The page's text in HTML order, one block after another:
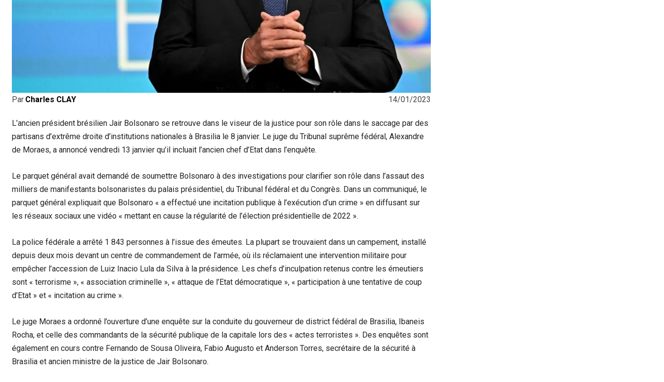
14/01/2023
Par Charles CLAY
L’ancien président brésilien Jair Bolsonaro se retrouve dans le viseur de la justice pour son rôle dans le saccage par des
partisans d’extrême droite d’institutions nationales à Brasilia le 8 janvier. Le juge du Tribunal suprême fédéral, Alexandre
de Moraes, a annoncé vendredi 13 janvier qu’il incluait l’ancien chef d’Etat dans l’enquête.
Le parquet général avait demandé de soumettre Bolsonaro à des investigations pour clarifier son rôle dans l’assaut des
milliers de manifestants bolsonaristes du palais présidentiel, du Tribunal fédéral et du Congrès. Dans un communiqué, le
parquet général expliquait que Bolsonaro « a effectué une incitation publique à l’exécution d’un crime » en diffusant sur
les réseaux sociaux une vidéo « mettant en cause la régularité de l’élection présidentielle de 2022 ».
La police fédérale a arrêté 1 843 personnes à l’issue des émeutes. La plupart se trouvaient dans un campement, installé
depuis deux mois devant un centre de commandement de l’armée, où ils réclamaient une intervention militaire pour
empêcher l’accession de Luiz Inacio Lula da Silva à la présidence. Les chefs d’inculpation retenus contre les émeutiers
sont « terrorisme », « association criminelle », « attaque de l’Etat démocratique », « participation à une tentative de coup
d’Etat » et « incitation au crime ».
Le juge Moraes a ordonné l’ouverture d’une enquête sur la conduite du gouverneur de district fédéral de Brasilia, Ibaneis
Rocha, et celle des commandants de la sécurité publique de la capitale lors des « actes terroristes ». Des enquêtes sont
également en cours contre Fernando de Sousa Oliveira, Fabio Augusto et Anderson Torres, secrétaire de la sécurité à
Brasilia et ancien ministre de la justice de Jair Bolsonaro.